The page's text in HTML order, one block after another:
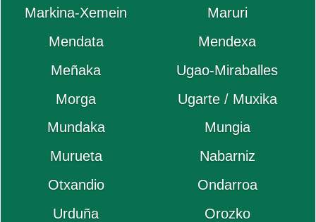
Markina-Xemein
Maruri
Mendata
Mendexa
Meñaka
Ugao-Miraballes
Morga
Ugarte / Muxika
Mundaka
Mungia
Murueta
Nabarniz
Otxandio
Ondarroa
Urduña
Orozko